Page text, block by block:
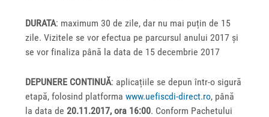
DURATA: maximum 30 de zile, dar nu mai puțin de 15
zile. Vizitele se vor efectua pe parcursul anului 2017 și
se vor finaliza până la data de 15 decembrie 2017
DEPUNERE CONTINUĂ: aplicațiile se depun într-o sigură
etapă, folosind platformawww.uefiscdi-direct.ro, până
la data de 20.11.2017, ora 16:00. Conform Pachetului